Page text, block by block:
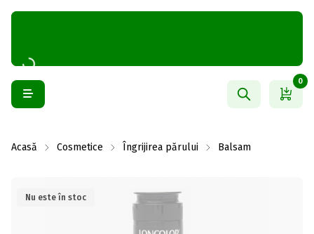
0
Acasă Cosmetice Îngrijirea părului Balsam
Nu este în stoc